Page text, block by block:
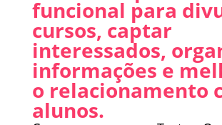
funcional para
cursos, captar
interessados,
informações e
o relacionamento
alunos.